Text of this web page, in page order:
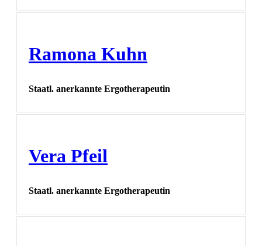
Ramona Kuhn
Staatl. anerkannte Ergotherapeutin
Vera Pfeil
Staatl. anerkannte Ergotherapeutin